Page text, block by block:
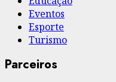
Eventos
Esporte
Turismo
Parceiros